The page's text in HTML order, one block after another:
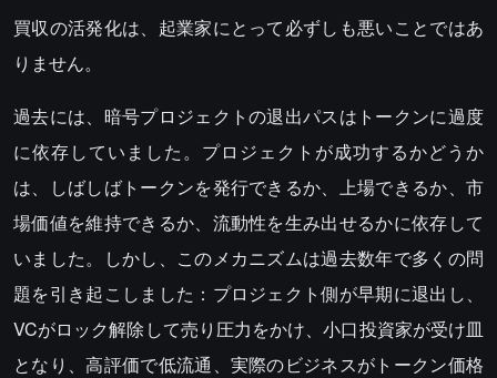
買収の活発化は、起業家にとって必ずしも悪いことではあ
りません。
過去には、暗号プロジェクトの退出パスはトークンに過度
に依存していました。プロジェクトが成功するかどうか
は、しばしばトークンを発行できるか、上場できるか、市
場価値を維持できるか、流動性を生み出せるかに依存して
いました。しかし、このメカニズムは過去数年で多くの問
題を引き起こしました：プロジェクト側が早期に退出し、
VCがロック解除して売り圧力をかけ、小口投資家が受け皿
となり、高評価で低流通、実際のビジネスがトークン価格